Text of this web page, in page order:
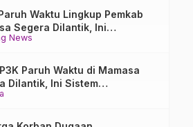
News
Waktu Lingkup Pemkab
Segera Dilantik, Ini
Paruh Waktu di Mamasa
Dilantik, Ini Sistem